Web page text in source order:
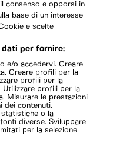
consenso e opporsi in
base di un interesse
e scelte
per fornire:
e/o accedervi. Creare
Creare profili per la
profili per la
Utilizzare profili per la
Misurare le prestazioni
dei contenuti.
o la
diverse. Sviluppare
per la selezione